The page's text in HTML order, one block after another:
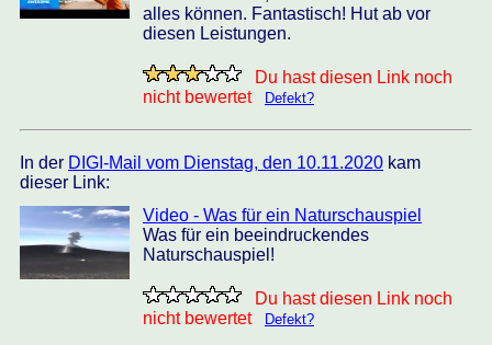
alles können. Fantastisch! Hut ab vor
diesen Leistungen.
Du hast diesen Link noch
nicht bewertet
Defekt?
In der DIGI-Mail vom Dienstag, den 10.11.2020 kam
dieser Link:
Video - Was für ein Naturschauspiel
Was für ein beeindruckendes
Naturschauspiel!
Du hast diesen Link noch
nicht bewertet
Defekt?